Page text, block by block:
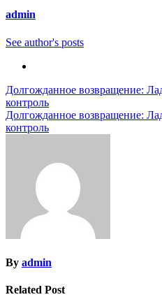
admin
See author's posts
Навигация
по
записям
Долгожданное возвращение:
контроль
Долгожданное возвращение:
контроль
By admin
Related Post